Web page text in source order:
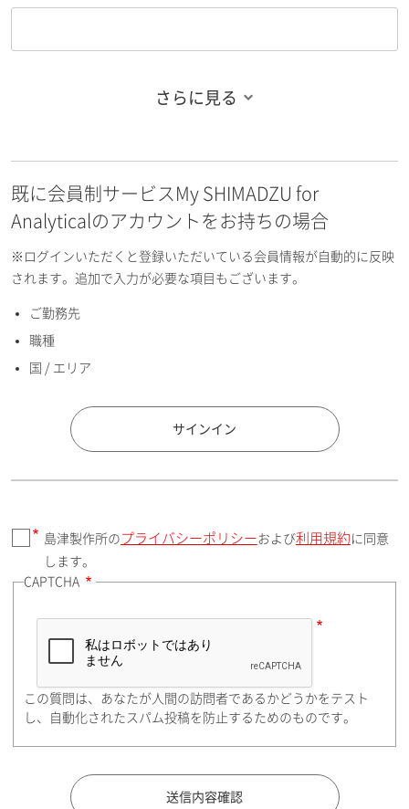
お名前フリガナ（名）
E-mailアドレス（半角英数）
国 / エリア
郵便番号（勤務先）
住所検索
都道府県（勤務先）
さらに見る
既に会員制サービスMy SHIMADZU for
Analyticalのアカウントをお持ちの場合
※ログインいただくと登録いただいている会員情報が自動的に反映
されます。追加で入力が必要な項目もございます。
ご勤務先
職種
国 / エリア
サインイン
島津製作所の プライバシーポリシー および利用規約 に同意
します。
CAPTCHA
この質問は、あなたが人間の訪問者であるかどうかをテスト
し、自動化されたスパム投稿を防止するためのものです。